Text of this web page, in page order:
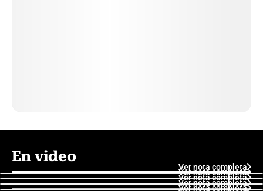
En video
Ver nota completa
Ver nota completa
Ver nota completa
Ver nota completa
Ver nota completa